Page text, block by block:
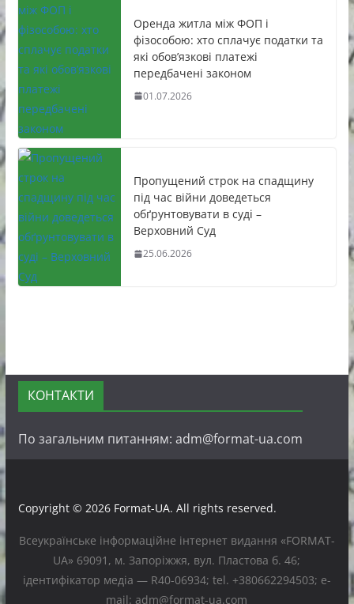
Оренда житла між ФОП і
фізособою: хто сплачує податки та
які обов’язкові платежі
передбачені законом
01.07.2026
Пропущений строк на спадщину
під час війни доведеться
обґрунтовувати в суді –
Верховний Суд
25.06.2026
КОНТАКТИ
По загальним питанням: adm@format-ua.com
Copyright © 2026 Format-UA. All rights reserved.
Всеукраїнське інформаційне інтернет видання «FORMAT-
UA» 69091, м. Запоріжжя, вул. Пластова б. 46;
ідентифікатор медіа — R40-06934; tel. +380662294503; e-
mail: adm@format-ua.com